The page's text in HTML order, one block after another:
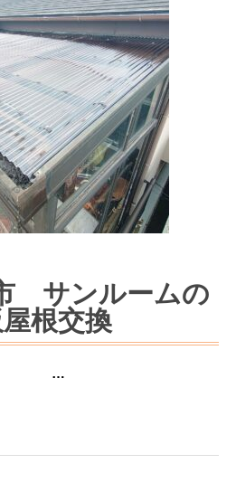
サンルームの
根交換
…